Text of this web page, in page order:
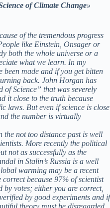
of Climate Change»
of the tremendous progress
like Einstein, Onsager or
both the whole universe or a
what we learn. In my
been made and if you get bitten
back. John Horgan has
Science” that was severely
it close to the truth because
laws. But even if science is close
the number is virtually
not too distance past is well
More recently the political
not as successfully as the
in Stalin’s Russia is a well
warming may be a recent
because 97% of scientist
by votes; either you are correct,
by good experiments and if
theory must be disregarded.